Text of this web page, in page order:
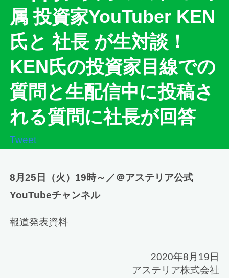
属 投資家YouTuber KEN
氏と 社長 が生対談！
KEN氏の投資家目線での
質問と生配信中に投稿さ
れる質問に社長が回答
Tweet
8月25日（火）19時～／＠アステリア公式
YouTubeチャンネル
報道発表資料
2020年8月19日
アステリア株式会社